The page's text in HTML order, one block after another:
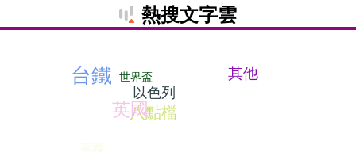
熱搜文字雲
八點檔
台鐵 世界盃
以色列
其他
英國
嘉義